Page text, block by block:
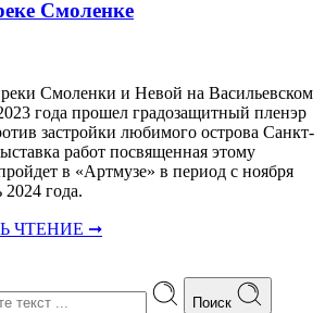
Смоленке
Смоленки и Невой на Васильевском
года прошел градозащитный пленэр
застройки любимого острова Санкт-
работ посвященная этому
в «Артмузе» в период с ноября
2024 года.
ЧТЕНИЕ ➞
Поиск